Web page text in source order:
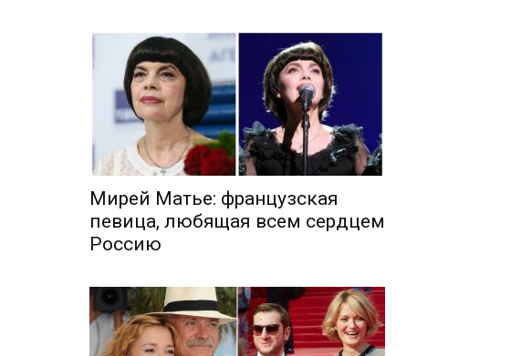
Мирей Матье: французская
певица, любящая всем сердцем
Россию